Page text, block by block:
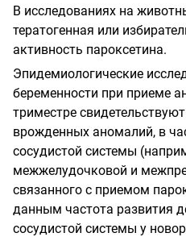
В исследованиях на
тератогенная или
активность пароксетина.
Эпидемиологические
беременности при приеме
триместре
врожденных аномалий, в
сосудистой системы
межжелудочковой и
связанного с приемом
данным частота развития
сосудистой системы у